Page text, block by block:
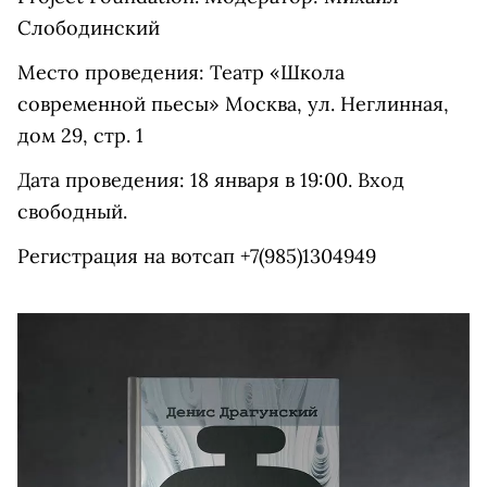
Слободинский
Место проведения: Театр «Школа
современной пьесы» Москва, ул. Неглинная,
дом 29, стр. 1
Дата проведения: 18 января в 19:00. Вход
свободный.
Регистрация на вотсап +7(985)1304949